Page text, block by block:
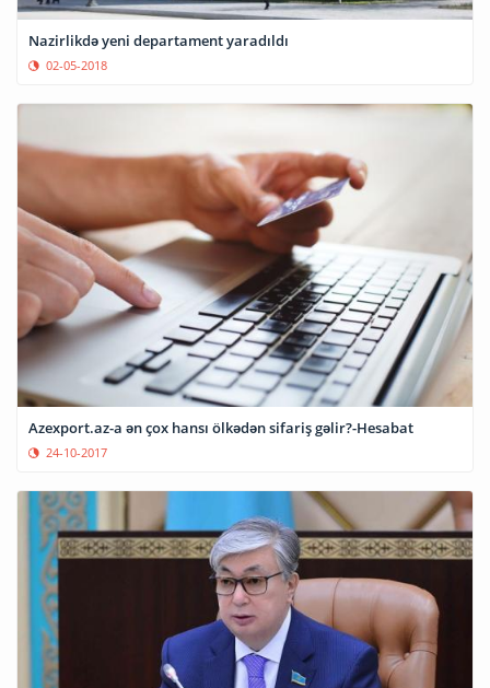
Nazirlikdə yeni departament yaradıldı
02-05-2018
Azexport.az-a ən çox hansı ölkədən sifariş gəlir?-Hesabat
24-10-2017